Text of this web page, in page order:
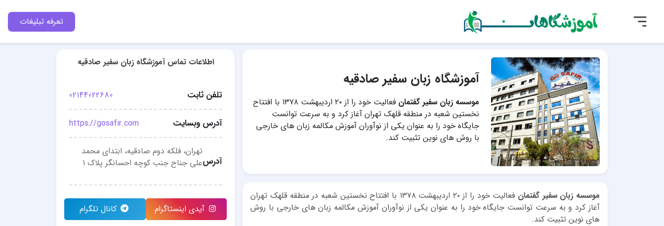
تعرفه تبلیغات
آموزشگاه زبان سفیر صادقیه
موسسه زبان سفیر گفتمان
فعالیت خود را از ۲۰ اردیبهشت ۱۳۷۸ با افتتاح
نخستین شعبه در منطقه قلهک تهران آغاز کرد و به سرعت توانست
جایگاه خود را به عنوان یکی از نوآوران آموزش مکالمه زبان های خارجی
با روش های نوین تثبیت کند.
موسسه زبان سفیر گفتمان
فعالیت خود را از ۲۰ اردیبهشت ۱۳۷۸ با افتتاح نخستین شعبه در منطقه قلهک تهران
آغاز کرد و به سرعت توانست جایگاه خود را به عنوان یکی از نوآوران آموزش مکالمه زبان های خارجی با روش
های نوین تثبیت کند.
اطلاعات تماس آموزشگاه زبان سفیر صادقیه
تلفن ثابت 02144022680
آدرس وبسایت https://gosafir.com
آدرس
تهران، فلکه دوم صادقيه، ابتدای محمد
علی جناح جنب کوچه احسانگر پلاک ۱
آیدی اینستاگرام کانال تلگرام